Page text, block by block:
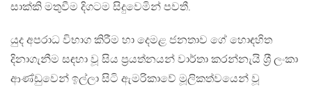
සාක්කි මතුවීම දිගටම සිදුවෙමින් පවතී.
යුද අපරාධ විභාග කිරීම හා දෙමළ ජනතාව ගේ හොඳහිත
දිනාගැනීම සඳහා වූ සිය ප‍්‍රයත්නයන් වාර්තා කරන්නැයි ශ‍්‍රී ලංකා
ආණ්ඩුවෙන් ඉල්ලා සිටි ඇමරිකාවේ මූලිකත්වයෙන් වූ